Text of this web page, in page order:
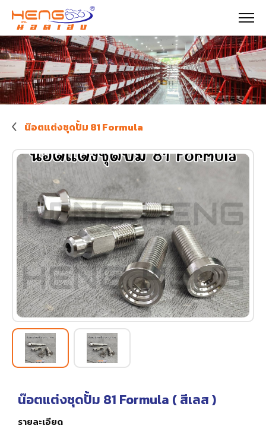
น๊อตแต่งชุดปั้ม 81 Formula
น๊อตแต่งชุดปั้ม 81 Formula (สีเลส)
รายละเอียด